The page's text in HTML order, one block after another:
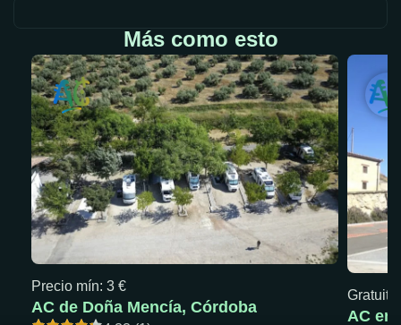
Más como esto
Precio mín: 3 €
AC de Doña Mencía, Córdoba
Gratuita
AC en